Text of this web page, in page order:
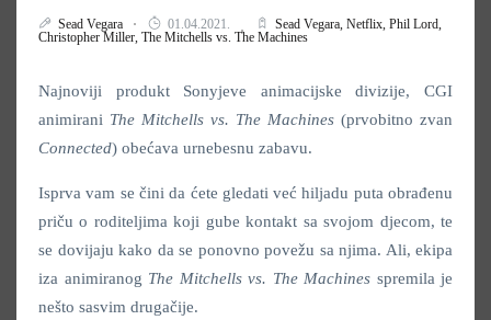
Sead Vegara 01.04.2021. Sead Vegara, Netflix, Phil Lord,
Christopher Miller, The Mitchells vs. The Machines
Najnoviji produkt Sonyjeve animacijske divizije, CGI
animirani The Mitchells vs. The Machines (prvobitno zvan
Connected) obećava urnebesnu zabavu.
Isprva vam se čini da ćete gledati već hiljadu puta obrađenu
priču o roditeljima koji gube kontakt sa svojom djecom, te
se dovijaju kako da se ponovno povežu sa njima. Ali, ekipa
iza animiranog The Mitchells vs. The Machines spremila je
nešto sasvim drugačije.